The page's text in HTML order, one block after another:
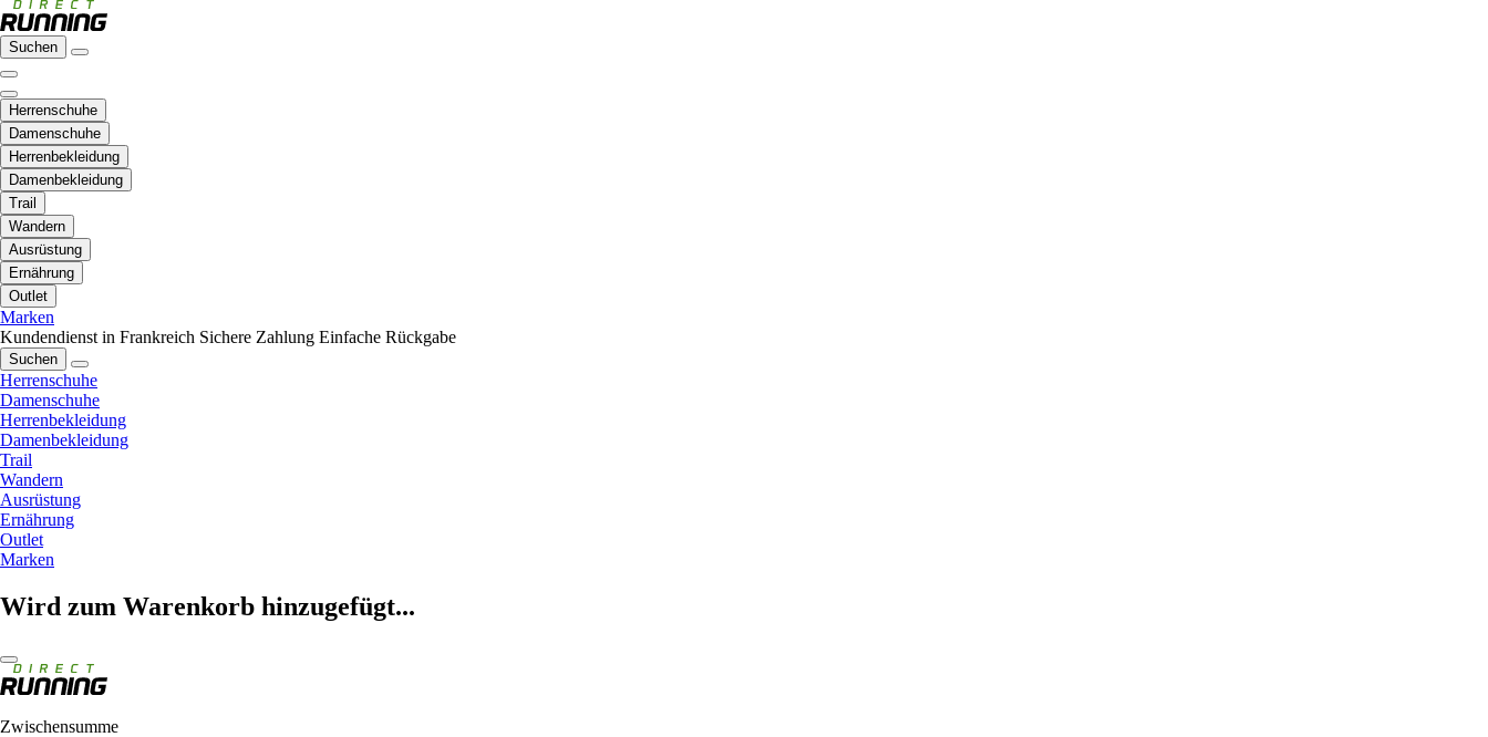
Suchen
Herrenschuhe
Damenschuhe
Herrenbekleidung
Damenbekleidung
Trail
Wandern
Ausrüstung
Ernährung
Outlet
Marken
Kundendienst in Frankreich Sichere Zahlung Einfache Rückgabe
Suchen
Herrenschuhe
Damenschuhe
Herrenbekleidung
Damenbekleidung
Trail
Wandern
Ausrüstung
Ernährung
Outlet
Marken
Wird zum Warenkorb hinzugefügt...
Zwischensumme